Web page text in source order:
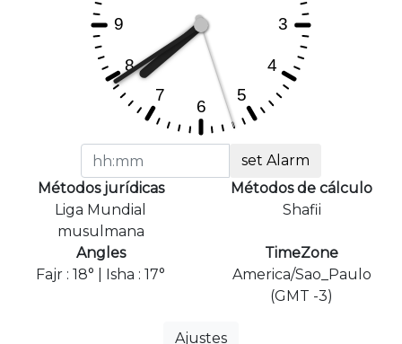
set Alarm
Métodos jurídicas
Liga Mundial
musulmana
Métodos de cálculo
Shafii
Angles
Fajr : 18° | Isha : 17°
TimeZone
America/Sao_Paulo
(GMT -3)
Ajustes